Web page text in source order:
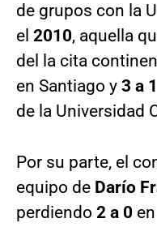
de grupos con la
el 2010, aquella
del la cita
en Santiago y 3 a 1
de la Universidad
Por su parte, el
equipo de Darío
perdiendo 2 a 0